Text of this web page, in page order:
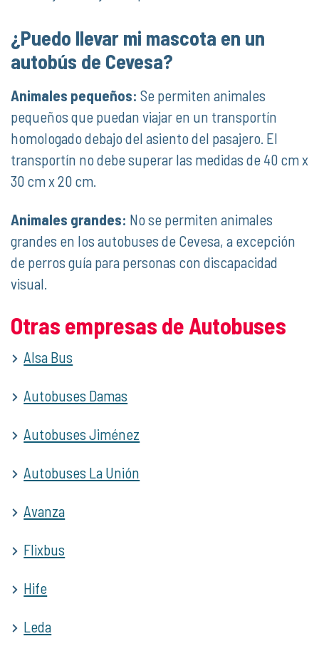
¿Puedo llevar mi mascota en un
autobús de Cevesa?
Animales pequeños: Se permiten animales
pequeños que puedan viajar en un transportín
homologado debajo del asiento del pasajero. El
transportín no debe superar las medidas de 40 cm x
30 cm x 20 cm.
Animales grandes: No se permiten animales
grandes en los autobuses de Cevesa, a excepción
de perros guía para personas con discapacidad
visual.
Otras empresas de Autobuses
Alsa Bus
Autobuses Damas
Autobuses Jiménez
Autobuses La Unión
Avanza
Flixbus
Hife
Leda